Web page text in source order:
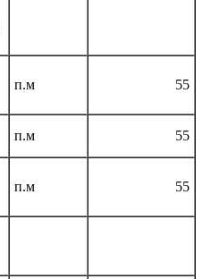
п.м 55
п.м 55
п.м 55